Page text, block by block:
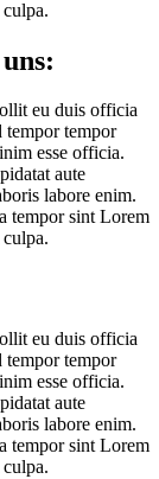
eu duis officia
tempor tempor
esse officia.
aute
labore enim.
tempor sint Lorem
eu duis officia
tempor tempor
esse officia.
aute
labore enim.
tempor sint Lorem